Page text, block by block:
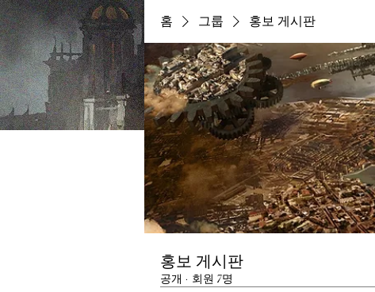
홈 그룹 홍보 게시판
홍보 게시판
공개 · 회원 7명